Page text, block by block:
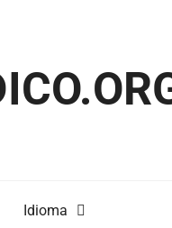
Idioma